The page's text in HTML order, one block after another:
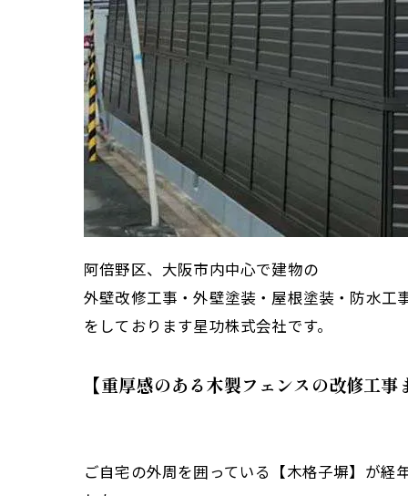
阿倍野区、大阪市内中心で建物の
外壁改修工事・外壁塗装・屋根塗装・防水工
をしております星功株式会社です。
【重厚感のある木製フェンスの改修工
ご自宅の外周を囲っている【木格子塀】が